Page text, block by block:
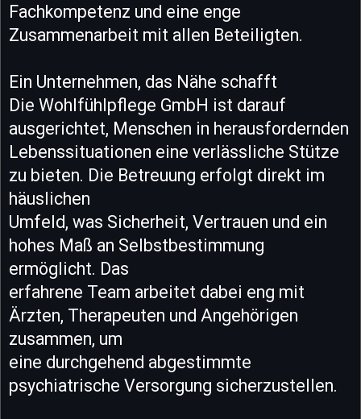
Fachkompetenz und eine enge
Zusammenarbeit mit allen Beteiligten.
Ein Unternehmen, das Nähe schafft
Die Wohlfühlpflege GmbH ist darauf
ausgerichtet, Menschen in herausfordernden
Lebenssituationen eine verlässliche Stütze
zu bieten. Die Betreuung erfolgt direkt im
häuslichen
Umfeld, was Sicherheit, Vertrauen und ein
hohes Maß an Selbstbestimmung
ermöglicht. Das
erfahrene Team arbeitet dabei eng mit
Ärzten, Therapeuten und Angehörigen
zusammen, um
eine durchgehend abgestimmte
psychiatrische Versorgung sicherzustellen.